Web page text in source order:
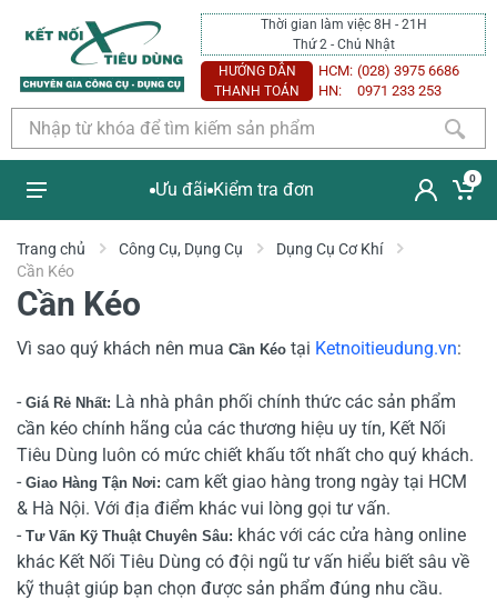
Thời gian làm việc 8H - 21H
Thứ 2 - Chủ Nhật
HƯỚNG DẪN
THANH TOÁN
HCM: (028) 3975 6686
HN:
0971 233 253
Ưu đãi Kiểm tra đơn
0
Trang chủ Công Cụ, Dụng Cụ
Dụng Cụ Cơ Khí
Cần Kéo
Cần Kéo
Vì sao quý khách nên mua Cần Kéo tại Ketnoitieudung.vn:
- Giá Rẻ Nhất: Là nhà phân phối chính thức các sản phẩm
cần kéo chính hãng của các thương hiệu uy tín, Kết Nối
Tiêu Dùng luôn có mức chiết khấu tốt nhất cho quý khách.
- Giao Hàng Tận Nơi: cam kết giao hàng trong ngày tại HCM
& Hà Nội. Với địa điểm khác vui lòng gọi tư vấn.
- Tư Vấn Kỹ Thuật Chuyên Sâu: khác với các cửa hàng online
khác Kết Nối Tiêu Dùng có đội ngũ tư vấn hiểu biết sâu về
kỹ thuật giúp bạn chọn được sản phẩm đúng nhu cầu.